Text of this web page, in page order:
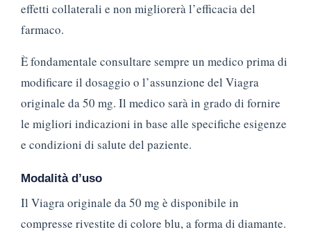
effetti collaterali e non migliorerà l’efficacia del
farmaco.
È fondamentale consultare sempre un medico prima di
modificare il dosaggio o l’assunzione del Viagra
originale da 50 mg. Il medico sarà in grado di fornire
le migliori indicazioni in base alle specifiche esigenze
e condizioni di salute del paziente.
Modalità d’uso
Il Viagra originale da 50 mg è disponibile in
compresse rivestite di colore blu, a forma di diamante.